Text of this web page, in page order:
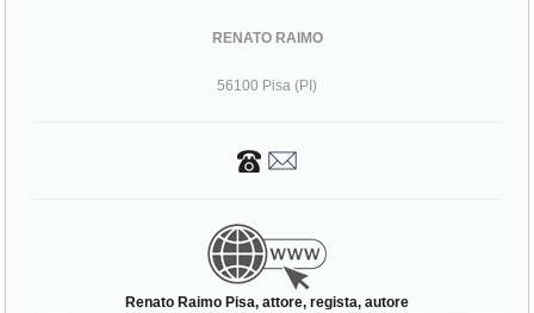
RENATO RAIMO
56100 Pisa (PI)
Renato Raimo Pisa, attore, regista, autore